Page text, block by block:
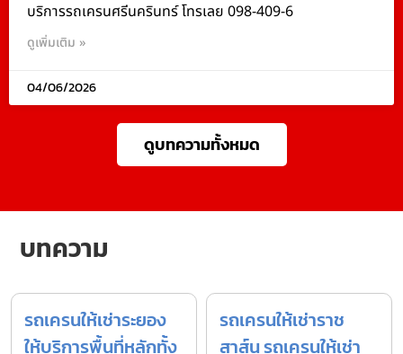
บริการรถเครนศรีนครินทร์ โทรเลย 098-409-6
ดูเพิ่มเติม »
04/06/2026
ดูบทความทั้งหมด
บทความ
รถเครนให้เช่าระยอง
ให้บริการพื้นที่หลักทั้ง
รถเครนให้เช่าราช
สาส์น รถเครนให้เช่า